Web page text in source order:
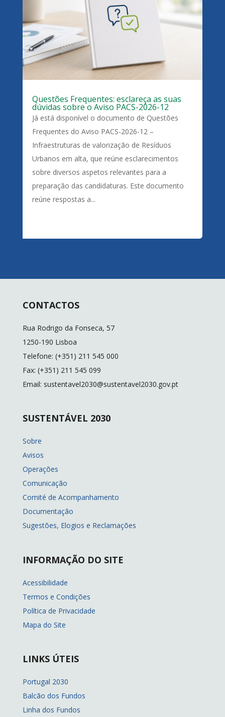
Questões Frequentes: esclareça as suas
dúvidas sobre o Aviso PACS-2026-12
Já está disponível o documento de Questões
Frequentes do Aviso PACS-2026-12 –
Infraestruturas de valorização de Resíduos
Urbanos em alta, que reúne esclarecimentos
sobre diversos aspetos relevantes para a
preparação das candidaturas. Este documento
reúne respostas a...
CONTACTOS
Rua Rodrigo da Fonseca, 57
1250-190 Lisboa
Telefone: (+351) 211 545 000
Fax: (+351) 211 545 099
Email: sustentavel2030@sustentavel2030.gov.pt
SUSTENTÁVEL 2030
Sobre
Avisos
Operações
Comunicação
Comité de Acompanhamento
Documentação
Sugestões, Elogios e Reclamações
INFORMAÇÃO DO SITE
Acessibilidade
Termos e Condições
Política de Privacidade
Mapa do Site
LINKS ÚTEIS
Portugal 2030
Balcão dos Fundos
Linha dos Fundos